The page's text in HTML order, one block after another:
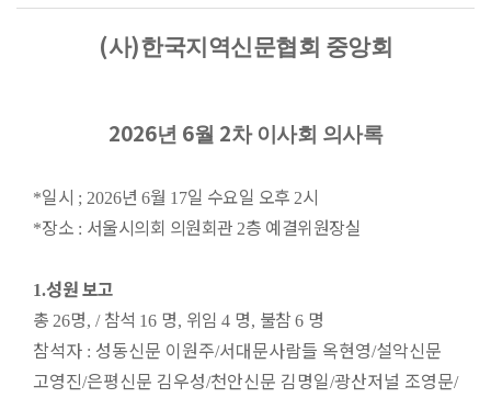
(사)한국지역신문협회 중앙회
2026년 6월 2차 이사회 의사록
*일시 ; 2026년 6월 17일 수요일 오후 2시
*장소 : 서울시의회 의원회관 2층 예결위원장실
1.성원 보고
총 26명, / 참석 16 명, 위임 4 명, 불참 6 명
참석자 : 성동신문 이원주/서대문사람들 옥현영/설악신문
고영진/은평신문 김우성/천안신문 김명일/광산저널 조영문/